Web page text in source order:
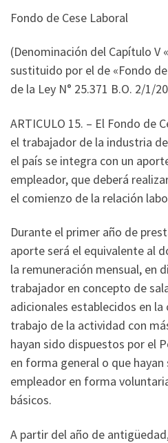
Fondo de Cese Laboral
(Denominación del Capítulo V
sustituido por el de «Fondo
de la Ley N° 25.371 B.O. 2/1/
ARTICULO 15. – El Fondo de
el trabajador de la industria
el país se integra con un
empleador, que deberá
el comienzo de la relación
Durante el primer año de
aporte será el equivalente al
la remuneración mensual, en
trabajador en concepto de
adicionales establecidos en
trabajo de la actividad con
hayan sido dispuestos por el
en forma general o que
empleador en forma
básicos.
A partir del año de